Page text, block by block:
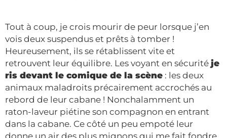
Tout à coup, je crois mourir de peur lorsque j’en
vois deux suspendus et prêts à tomber !
Heureusement, ils se rétablissent vite et
retrouvent leur équilibre. Les voyant en sécurité je
ris devant le comique de la scène : les deux
animaux maladroits précairement accrochés au
rebord de leur cabane ! Nonchalamment un
raton-laveur piétine son compagnon en entrant
dans la cabane. Ce côté un peu empoté leur